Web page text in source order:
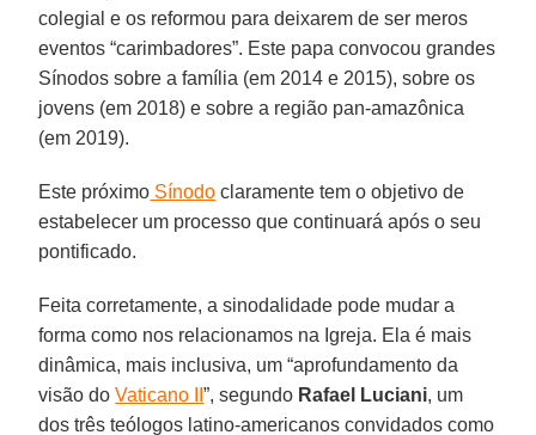
colegial e os reformou para deixarem de ser meros
eventos “carimbadores”. Este papa convocou grandes
Sínodos sobre a família (em 2014 e 2015), sobre os
jovens (em 2018) e sobre a região pan-amazônica
(em 2019).
Este próximo Sínodo claramente tem o objetivo de
estabelecer um processo que continuará após o seu
pontificado.
Feita corretamente, a sinodalidade pode mudar a
forma como nos relacionamos na Igreja. Ela é mais
dinâmica, mais inclusiva, um “aprofundamento da
visão doVaticano II”, segundo Rafael Luciani, um
dos três teólogos latino-americanos convidados como